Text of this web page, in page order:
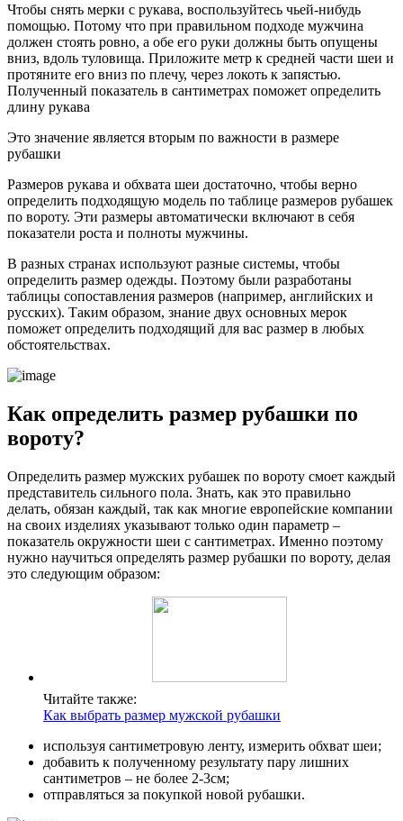
Чтобы снять мерки с рукава, воспользуйтесь чьей-нибудь
помощью. Потому что при правильном подходе мужчина
должен стоять ровно, а обе его руки должны быть опущены
вниз, вдоль туловища. Приложите метр к средней части шеи и
протяните его вниз по плечу, через локоть к запястью.
Полученный показатель в сантиметрах поможет определить
длину рукава
Это значение является вторым по важности в размере
рубашки
Размеров рукава и обхвата шеи достаточно, чтобы верно
определить подходящую модель по таблице размеров рубашек
по вороту. Эти размеры автоматически включают в себя
показатели роста и полноты мужчины.
В разных странах используют разные системы, чтобы
определить размер одежды. Поэтому были разработаны
таблицы сопоставления размеров (например, английских и
русских). Таким образом, знание двух основных мерок
поможет определить подходящий для вас размер в любых
обстоятельствах.
Как определить размер рубашки по
вороту?
Определить размер мужских рубашек по вороту смоет каждый
представитель сильного пола. Знать, как это правильно
делать, обязан каждый, так как многие европейские компании
на своих изделиях указывают только один параметр –
показатель окружности шеи с сантиметрах. Именно поэтому
нужно научиться определять размер рубашки по вороту, делая
это следующим образом:
Читайте также:
Как выбрать размер мужской рубашки
используя сантиметровую ленту, измерить обхват шеи;
добавить к полученному результату пару лишних
сантиметров – не более 2-3см;
отправляться за покупкой новой рубашки.